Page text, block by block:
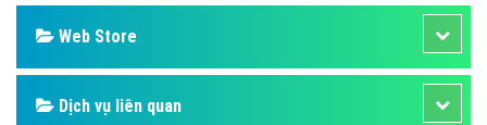
Web Store
Dịch vụ liên quan